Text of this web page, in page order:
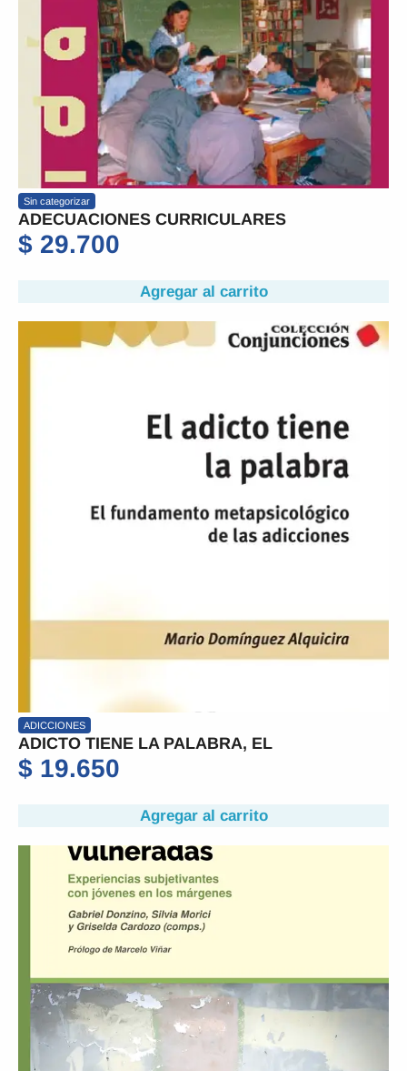
Sin categorizar
ADECUACIONES CURRICULARES
$ 29.700
Agregar al carrito
ADICCIONES
ADICTO TIENE LA PALABRA, EL
$ 19.650
Agregar al carrito